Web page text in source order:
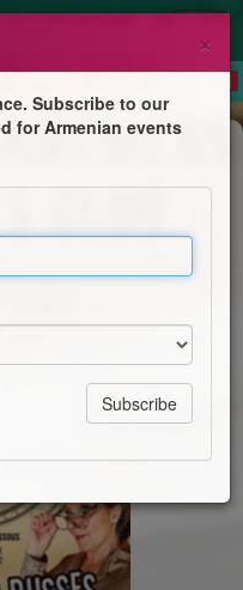
russes »
×
Subscribe to our
for Armenian events